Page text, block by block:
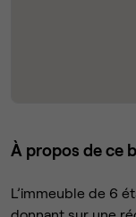
À propos de ce
L’immeuble de 6